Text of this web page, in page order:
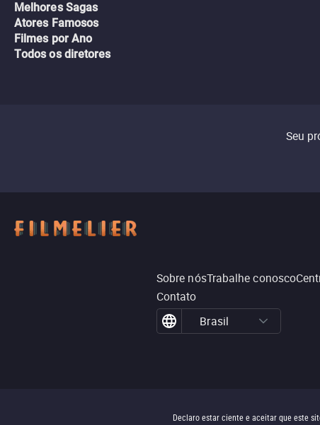
Declaro estar ciente e aceitar que este
Melhores Sagas
Atores Famosos
Filmes por Ano
Todos os diretores
Seu
Sobre nósTrabalhe conosco
Contato
Brasil